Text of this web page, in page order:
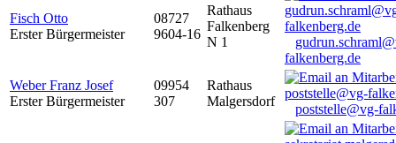
Fisch Otto
Erster Bürgermeister
08727
9604-16
Rathaus
Falkenberg
N 1
falkenberg.de
Weber Franz Josef
Erster Bürgermeister
09954
307
Rathaus
Malgersdorf
poststelle@vg-